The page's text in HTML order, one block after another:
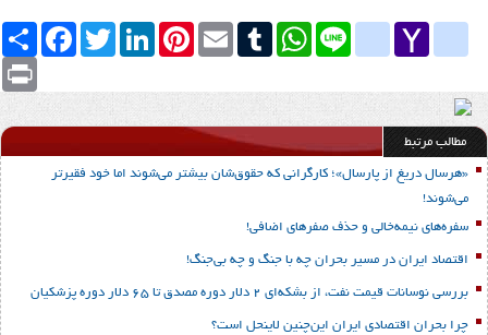
Facebook TwitterLinkedInPinterest Email TumblrWhatsApp Line
google_bookmarks
Yahoo
yahoo_messenger
Print
مطالب مرتبط
«هرسال دریغ از پارسال»؛ کارگرانی که حقوق‌شان بیشتر می‌شوند اما خود فقیرتر
می‌شوند!
سفره‌های نیمه‌خالی و حذف صفرهای اضافی!
اقتصاد ایران در مسیر بحران چه با جنگ و چه بی‌جنگ!
بررسی نوسانات قیمت نفت، از بشکه‌ای 2 دلار دوره مصدق تا 65 دلار دوره پزشکیان
چرا بحران اقتصادی ایران این‌چنین لاینحل است؟